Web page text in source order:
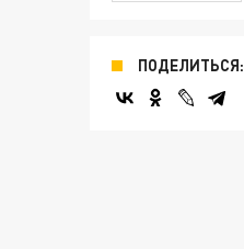
ПОДЕЛИТЬСЯ: